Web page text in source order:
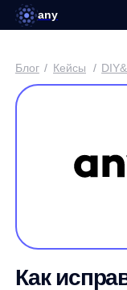
any
Как
помогло
на сайте